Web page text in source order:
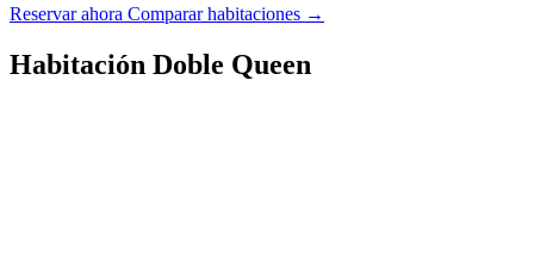
Reservar ahora Comparar habitaciones →
Habitación Doble Queen